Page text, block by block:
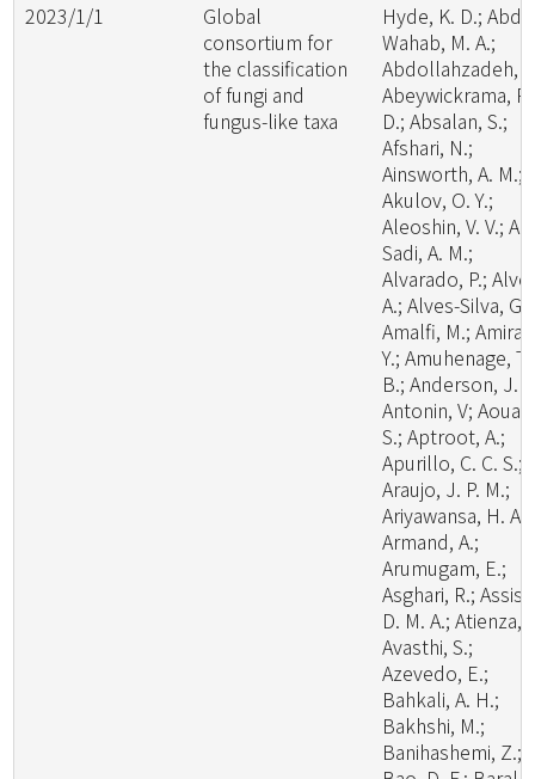
2023/1/1
Global
consortium for
the classification
of fungi and
fungus-like taxa
Hyde, K. D.;
Wahab, M. A.;
Abdollahzadeh,
Abeywickrama, P.
D.; Absalan, S.;
Afshari, N.;
Ainsworth, A. M.;
Akulov, O. Y.;
Aleoshin, V. V.; Al-
Sadi, A. M.;
Alvarado, P.;
A.; Alves-Silva, G.;
Amalfi, M.; Amira,
Y.; Amuhenage, T.
B.; Anderson, J.
Antonin, V; Aouali,
S.; Aptroot, A.;
Apurillo, C. C. S.;
Araujo, J. P. M.;
Ariyawansa, H. A.;
Armand, A.;
Arumugam, E.;
Asghari, R.; Assis,
D. M. A.; Atienza,
Avasthi, S.;
Azevedo, E.;
Bahkali, A. H.;
Bakhshi, M.;
Banihashemi, Z.;